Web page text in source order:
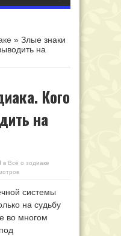
» Злые знаки
на
Кого
на
в Всё о зодиаке
системы
на судьбу
во многом